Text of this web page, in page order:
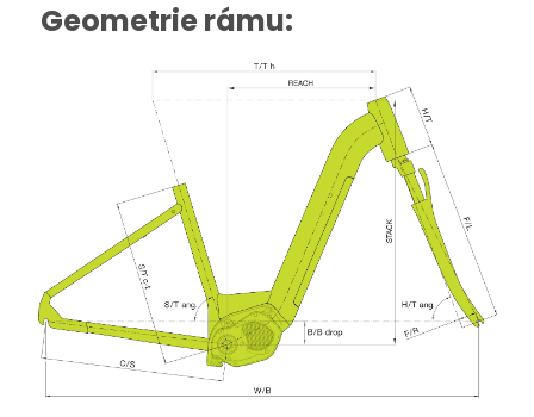
Geometrie rámu: